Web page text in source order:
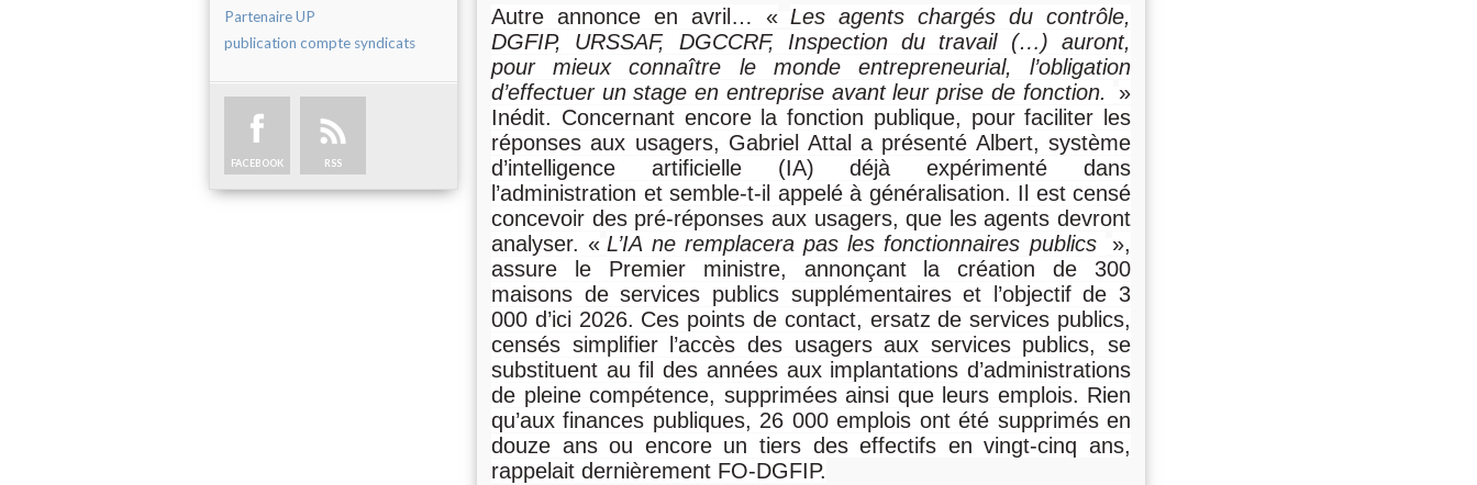
Partenaire UP
publication compte syndicats
FACEBOOK RSS
Autre annonce en avril… « Les agents chargés du contrôle,
DGFIP, URSSAF, DGCCRF, Inspection du travail (…) auront,
pour mieux connaître le monde entrepreneurial, l’obligation
d’effectuer un stage en entreprise avant leur prise de fonction.
»
Inédit. Concernant encore la fonction publique, pour faciliter les
réponses aux usagers, Gabriel Attal a présenté Albert, système
d’intelligence artificielle (IA) déjà expérimenté dans
l’administration et semble-t-il appelé à généralisation. Il est censé
concevoir des pré-réponses aux usagers, que les agents devront
analyser. « L’IA ne remplacera pas les fonctionnaires publics
»,
assure le Premier ministre, annonçant la création de 300
maisons de services publics supplémentaires et l’objectif de 3
000 d’ici 2026. Ces points de contact, ersatz de services publics,
censés simplifier l’accès des usagers aux services publics, se
substituent au fil des années aux implantations d’administrations
de pleine compétence, supprimées ainsi que leurs emplois. Rien
qu’aux finances publiques, 26 000 emplois ont été supprimés en
douze ans ou encore un tiers des effectifs en vingt-cinq ans,
rappelait dernièrement FO-DGFIP.